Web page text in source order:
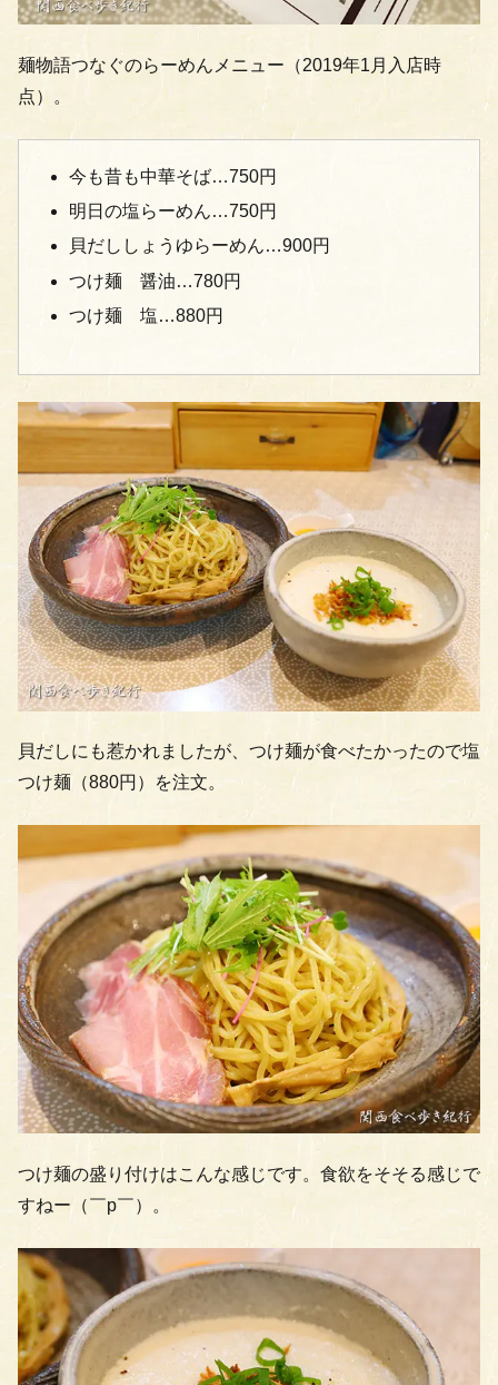
麺物語つなぐのらーめんメニュー（2019年1月入店時
点）。
今も昔も中華そば…750円
明日の塩らーめん…750円
貝だししょうゆらーめん…900円
つけ麺 醤油…780円
つけ麺 塩…880円
貝だしにも惹かれましたが、つけ麺が食べたかったので塩
つけ麺（880円）を注文。
つけ麺の盛り付けはこんな感じです。食欲をそそる感じで
すねー（￣p￣）。